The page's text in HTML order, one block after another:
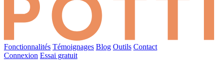
Fonctionnalités Témoignages Blog Outils Contact
Connexion Essai gratuit